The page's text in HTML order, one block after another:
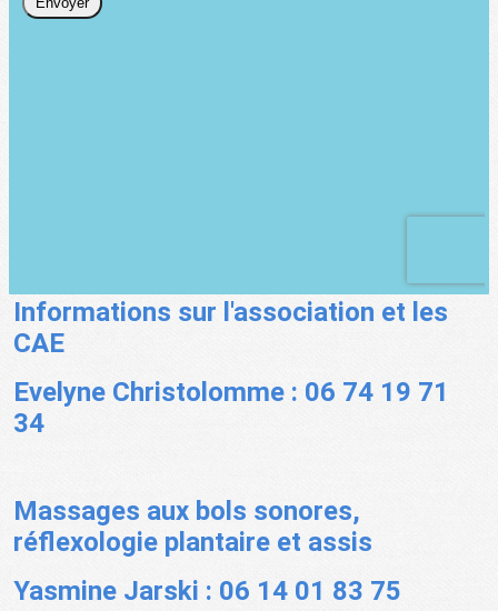
Informations sur l'association et les
CAE
Evelyne Christolomme : 06 74 19 71
34
Massages aux bols sonores,
réflexologie plantaire et assis
Yasmine Jarski : 06 14 01 83 75